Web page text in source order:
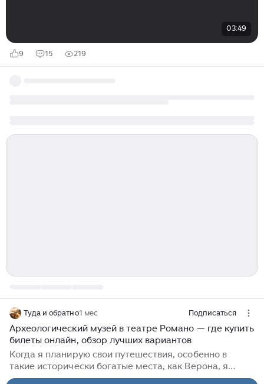
03:49
9 15 219
Туда и обратно1 мес Подписаться
Археологический музей в театре Романо — где купить
билеты онлайн, обзор лучших вариантов
Когда я планирую свои путешествия, особенно в
такие исторически богатые места, как Верона, я
всегда заранее занимаюсь покупкой билетов онлайн.